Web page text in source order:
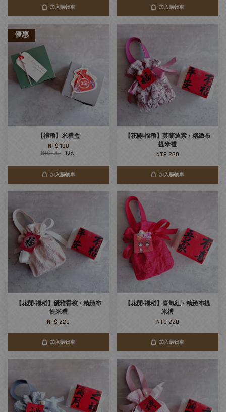
加入購物車 加入購物車
優惠
【禮稻】米禮盒
NT$ 108
NT$ 120 -10%
加入購物車
【花開‧福稻】莫蘭迪紫 / 精緻布
提米禮
NT$ 220
加入購物車
【花開‧福稻】優雅香檳 / 精緻布
提米禮
NT$ 220
加入購物車
【花開‧福稻】喜氣紅 / 精緻布提
米禮
NT$ 220
加入購物車